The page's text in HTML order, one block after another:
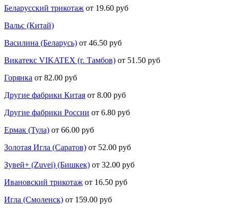
Беларусский трикотаж от 19.60 руб
Вальс (Китай)
Василина (Беларусь) от 46.50 руб
Викатекс VIKATEX (г. Тамбов) от 51.50 руб
Горянка от 82.00 руб
Другие фабрики Китая от 8.00 руб
Другие фабрики России от 6.80 руб
Ермак (Тула) от 66.00 руб
Золотая Игла (Саратов) от 52.00 руб
Зувей+ (Zuvei) (Бишкек) от 32.00 руб
Ивановский трикотаж от 16.50 руб
Игла (Смоленск) от 159.00 руб